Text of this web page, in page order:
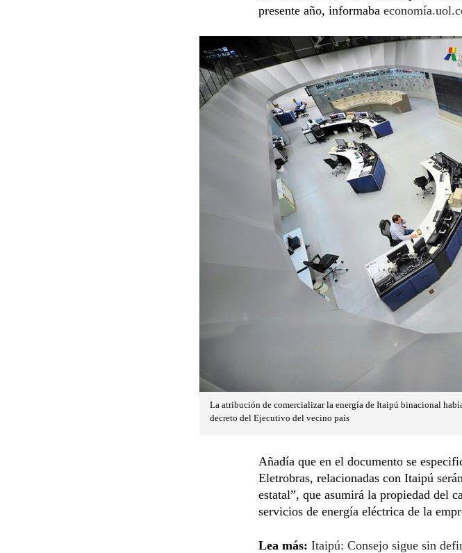
presente año, informaba
La atribución de comercializar la energía de Itaipú binacional
decreto del Ejecutivo del vecino país
Añadía que en el documento se
Eletrobras, relacionadas con Itaipú
estatal”, que asumirá la propiedad del
servicios de energía eléctrica de la
Lea más: Itaipú: Consejo sigue sin